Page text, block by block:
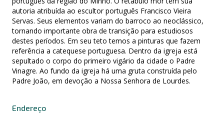
autoria atribuída ao escultor português Francisco Vieira
Servas. Seus elementos variam do barroco ao neoclássico,
tornando importante obra de transição para estudiosos
destes períodos. Em seu teto temos a pinturas que fazem
referência a catequese portuguesa. Dentro da igreja está
sepultado o corpo do primeiro vigário da cidade o Padre
Vinagre. Ao fundo da igreja há uma gruta construída pelo
Padre João, em devoção a Nossa Senhora de Lourdes.
Endereço